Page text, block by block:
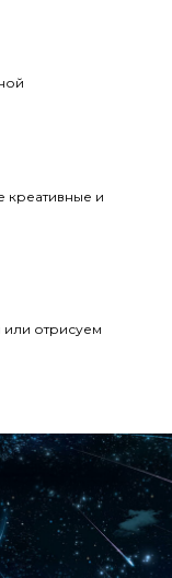
креативные и
отрисуем